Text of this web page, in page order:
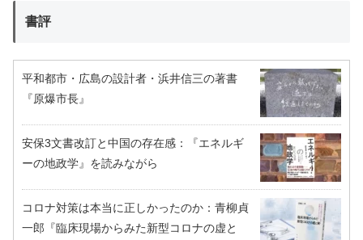
書評
平和都市・広島の設計者・浜井信三の著書
『原爆市長』
安保3文書改訂と中国の存在感：『エネルギ
ーの地政学』を読みながら
コロナ対策は本当に正しかったのか：青柳貞
一郎『臨床現場からみた新型コロナの虚と